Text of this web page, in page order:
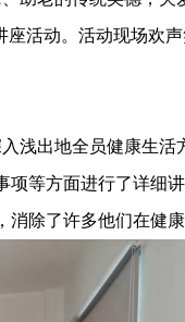
活动。活动现场欢
浅出地全员健康生
等方面进行了详细
除了许多他们在健